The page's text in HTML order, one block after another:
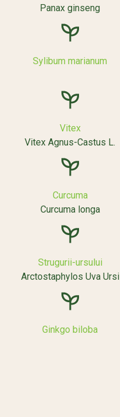
Panax ginseng
Sylibum marianum
Vitex
Vitex Agnus-Castus L.
Curcuma
Curcuma longa
Strugurii-ursului
Arctostaphylos Uva Ursi
Ginkgo biloba